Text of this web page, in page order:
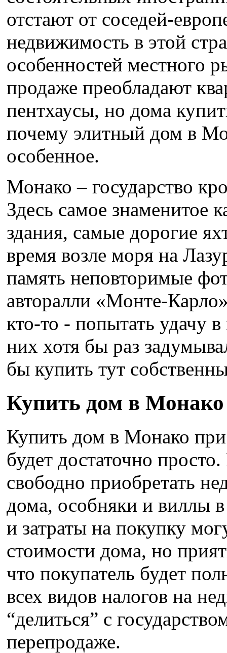
отстают от соседей-
недвижимость в этой
особенностей местного
продаже преобладают
пентхаусы, но дома
почему элитный дом в
особенное.
Монако – государство
Здесь самое знаменитое
здания, самые дорогие
время возле моря на
память неповторимые
авторалли «Монте-
кто-то - попытать удачу
них хотя бы раз
бы купить тут
Купить дом в
Купить дом в Монако
будет достаточно
свободно приобретать
дома, особняки и виллы
и затраты на покупку
стоимости дома, но
что покупатель будет
всех видов налогов на
“делиться” с
перепродаже.